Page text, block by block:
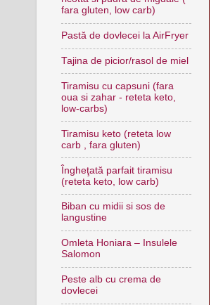
fara gluten, low carb)
Pastă de dovlecei la AirFryer
Tajina de picior/rasol de miel
Tiramisu cu capsuni (fara
oua si zahar - reteta keto,
low-carbs)
Tiramisu keto (reteta low
carb , fara gluten)
Îngheţată parfait tiramisu
(reteta keto, low carb)
Biban cu midii si sos de
langustine
Omleta Honiara – Insulele
Salomon
Peste alb cu crema de
dovlecei